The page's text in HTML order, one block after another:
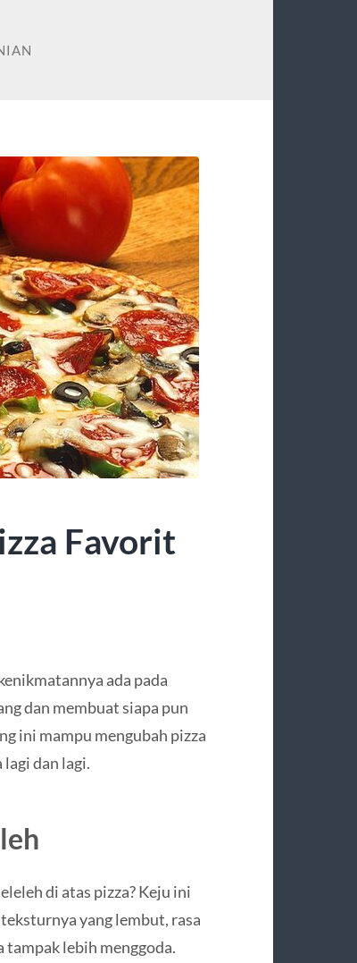
Favorit
ada pada
dan membuat siapa pun
ini mampu mengubah pizza
dan lagi.
di atas pizza? Keju ini
yang lembut, rasa
tampak lebih menggoda.